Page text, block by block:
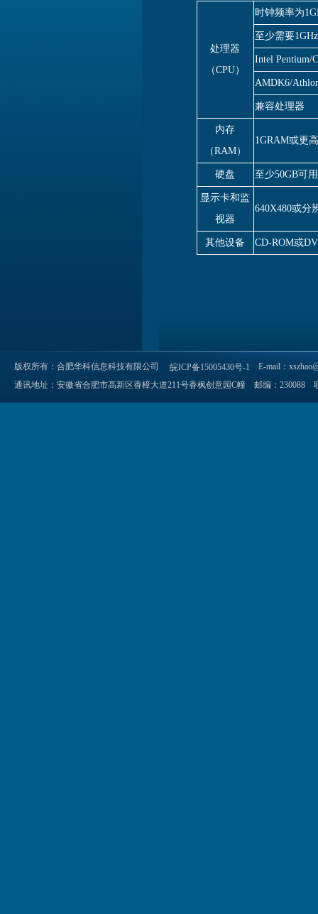
处理器
（CPU）
时钟频率为
至少需要1GHz
Intel Pentium/
AMDK6/
兼容处理器
内存
（RAM）
1GRAM或更
硬盘 至少50GB可
显示卡和监
视器
640X480或分
其他设备 CD-ROM或
版权所有：合肥华科信息科技有限公司 皖ICP备15005430号-1
E-mail：
通讯地址：安徽省合肥市高新区香樟大道211号香枫创意园C幢 邮编：230088